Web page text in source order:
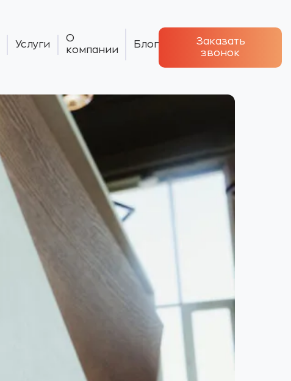
Услуги
О
компании
Блог
Заказать
звонок